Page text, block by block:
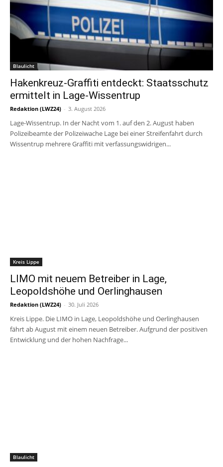
Blaulicht
Hakenkreuz-Graffiti entdeckt: Staatsschutz
ermittelt in Lage-Wissentrup
Redaktion (LWZ24) - 3. August 2026
Lage-Wissentrup. In der Nacht vom 1. auf den 2. August haben
Polizeibeamte der Polizeiwache Lage bei einer Streifenfahrt durch
Wissentrup mehrere Graffiti mit verfassungswidrigen...
Kreis Lippe
LIMO mit neuem Betreiber in Lage,
Leopoldshöhe und Oerlinghausen
Redaktion (LWZ24) - 30. Juli 2026
Kreis Lippe. Die LIMO in Lage, Leopoldshöhe und Oerlinghausen
fährt ab August mit einem neuen Betreiber. Aufgrund der positiven
Entwicklung und der hohen Nachfrage...
Blaulicht